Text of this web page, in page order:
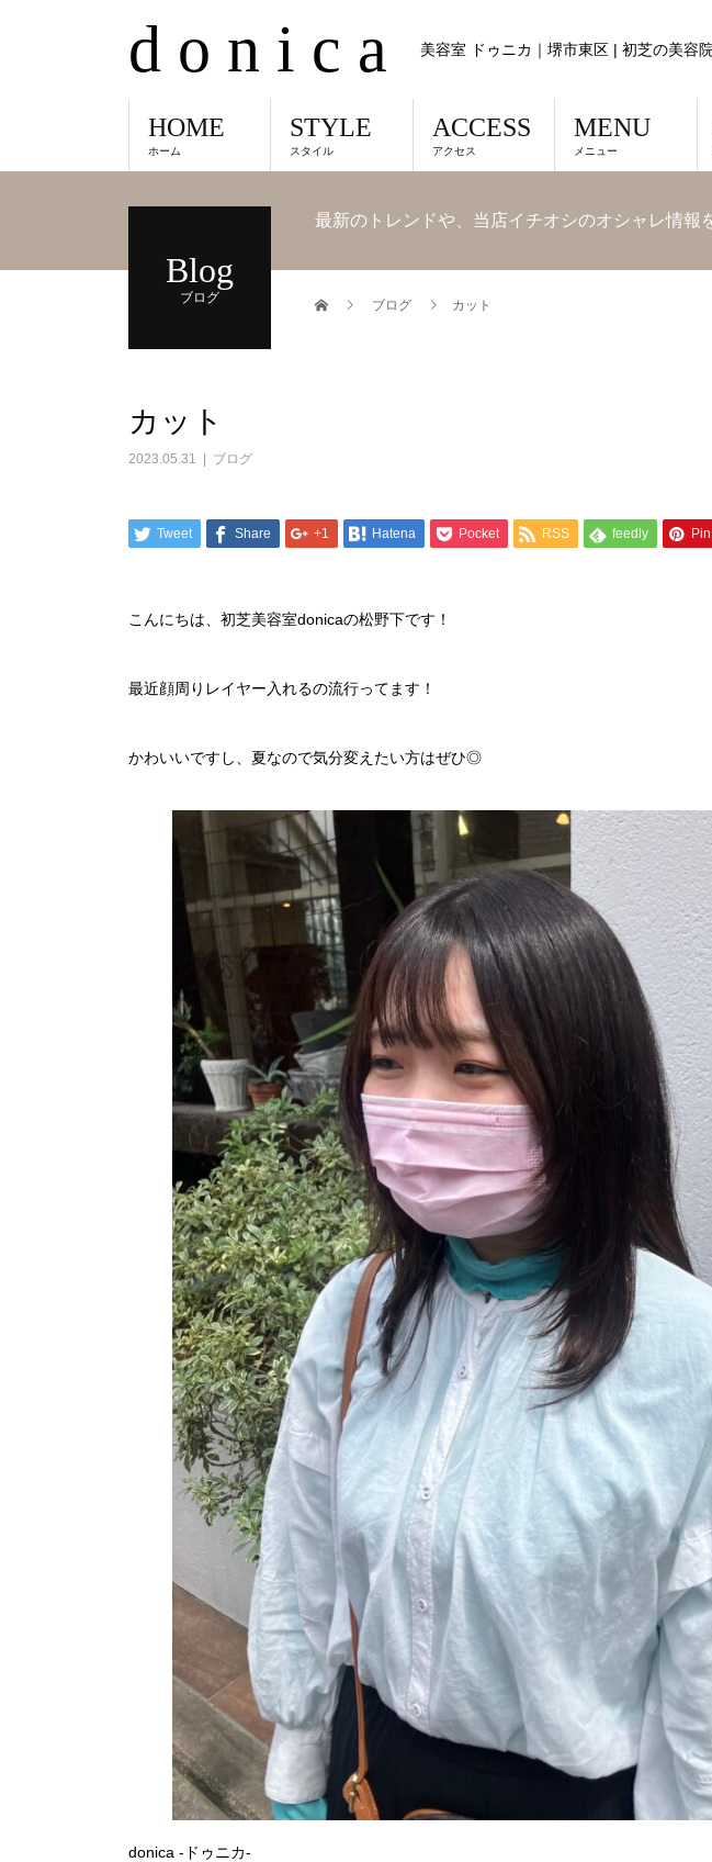
d o n i c a 美容室 ドゥニカ｜堺市東区 | 初芝の美容
HOME
ホーム
STYLE
スタイル
ACCESS
アクセス
MENU
メニュー
Blog
ブログ
最新のトレンドや、当店イチオシのオシャレ情報
ブログ カット
カット
2023.05.31 ブログ
Tweet Share +1 Hatena Pocket RSS feedly
こんにちは、初芝美容室donicaの松野下です！
最近顔周りレイヤー入れるの流行ってます！
かわいいですし、夏なので気分変えたい方はぜひ◎
donica -ドゥニカ-